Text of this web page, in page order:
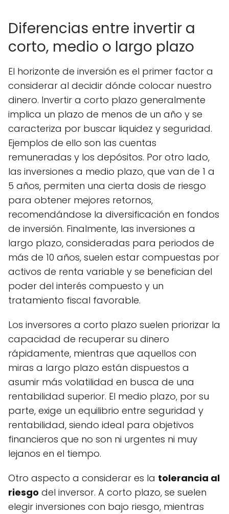
Diferencias entre invertir a
corto, medio o largo plazo
El horizonte de inversión es el primer factor a
considerar al decidir dónde colocar nuestro
dinero. Invertir a corto plazo generalmente
implica un plazo de menos de un año y se
caracteriza por buscar liquidez y seguridad.
Ejemplos de ello son las cuentas
remuneradas y los depósitos. Por otro lado,
las inversiones a medio plazo, que van de 1 a
5 años, permiten una cierta dosis de riesgo
para obtener mejores retornos,
recomendándose la diversificación en fondos
de inversión. Finalmente, las inversiones a
largo plazo, consideradas para periodos de
más de 10 años, suelen estar compuestas por
activos de renta variable y se benefician del
poder del interés compuesto y un
tratamiento fiscal favorable.
Los inversores a corto plazo suelen priorizar la
capacidad de recuperar su dinero
rápidamente, mientras que aquellos con
miras a largo plazo están dispuestos a
asumir más volatilidad en busca de una
rentabilidad superior. El medio plazo, por su
parte, exige un equilibrio entre seguridad y
rentabilidad, siendo ideal para objetivos
financieros que no son ni urgentes ni muy
lejanos en el tiempo.
Otro aspecto a considerar es la tolerancia al
riesgo del inversor. A corto plazo, se suelen
elegir inversiones con bajo riesgo, mientras